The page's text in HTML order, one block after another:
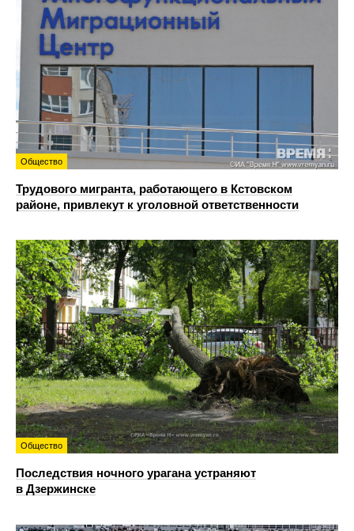
Общество
Трудового мигранта, работающего в Кстовском
районе, привлекут к уголовной ответственности
Общество
Последствия ночного урагана устраняют
в Дзержинске